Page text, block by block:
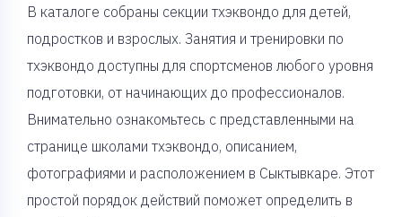
В каталоге собраны секции тхэквондо для детей,
подростков и взрослых. Занятия и тренировки по
тхэквондо доступны для спортсменов любого уровня
подготовки, от начинающих до профессионалов.
Внимательно ознакомьтесь с представленными на
странице школами тхэквондо, описанием,
фотографиями и расположением в Сыктывкаре. Этот
простой порядок действий поможет определить в